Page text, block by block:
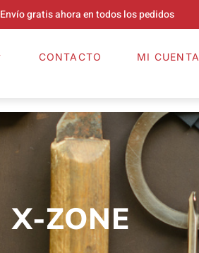
Envío gratis ahora en todos los pedidos
CONTACTO MI CUENTA
X-ZONE